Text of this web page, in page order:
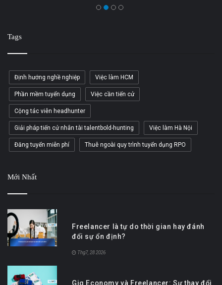
Tags
Định hướng nghề nghiệp Việc làm HCM
Phần mềm tuyển dụng Việc cần tiến cử
Cộng tác viên headhunter
Giải pháp tiến cử nhân tài talentbold-hunting Việc làm Hà Nội
Đăng tuyển miễn phí Thuê ngoài quy trình tuyển dụng RPO
Mới Nhất
Freelancer là tự do thời gian hay đánh
đổi sự ổn định?
Thg7, 28 2026
Gig Economy và Freelancer: Sự thay đổi